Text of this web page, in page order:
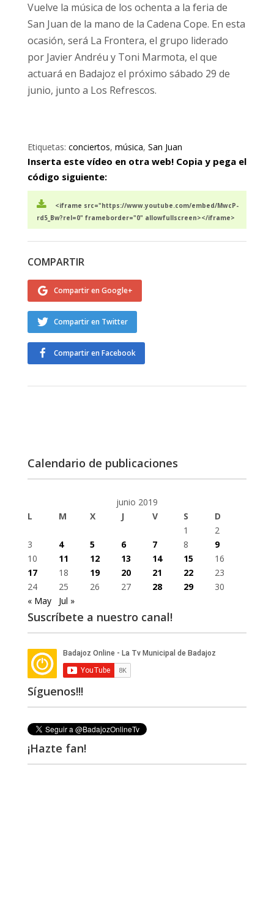
Vuelve la música de los ochenta a la feria de
San Juan de la mano de la Cadena Cope. En esta
ocasión, será La Frontera, el grupo liderado
por Javier Andréu y Toni Marmota, el que
actuará en Badajoz el próximo sábado 29 de
junio, junto a Los Refrescos.
Etiquetas: conciertos, música, San Juan
Inserta este vídeo en otra web! Copia y pega el
código siguiente:
<iframe src="https://www.youtube.com/embed/MwcP-
rd5_Bw?rel=0" frameborder="0" allowfullscreen></iframe>
COMPARTIR
Compartir en Google+
Compartir en Twitter
Compartir en Facebook
Calendario de publicaciones
junio 2019
L
M X J V S
D
1
2
3
4 5 6 7 8
9
10
11 12 13 14 15
16
17
18 19 20 21 22
23
24
25 26 27 28 29
30
« May
Jul »
Suscríbete a nuestro canal!
Síguenos!!!
¡Hazte fan!